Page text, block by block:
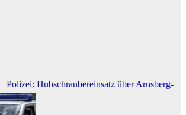
Polizei: Hubschraubereinsatz über Arnsberg-